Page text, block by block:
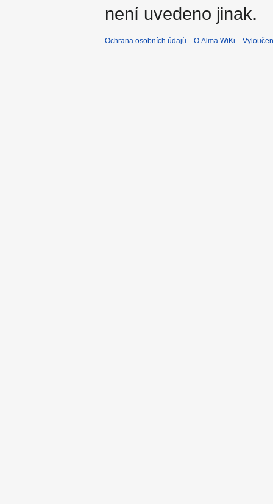
není uvedeno jinak.
Ochrana osobních údajů O Alma WiKi